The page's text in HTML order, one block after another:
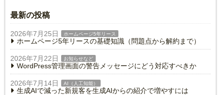
最新の投稿
2026年7月25日 ホームページ5年リース
ホームページ5年リースの基礎知識（問題点から解約まで）
2026年7月22日 お知らせなど
WordPress管理画面の警告メッセージにどう対応すべきか
2026年7月14日 AI（人工知能）
生成AIで減った新規客を生成AIからの紹介で増やすには